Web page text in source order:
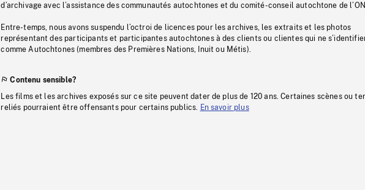
d’archivage avec l’assistance des communautés autochtones et du comité-conseil autochtone de
Entre-temps, nous avons suspendu l’octroi de licences pour les archives, les extraits et les photos
représentant des participants et participantes autochtones à des clients ou clientes qui ne
comme Autochtones (membres des Premières Nations, Inuit ou Métis).
Contenu sensible?
Les films et les archives exposés sur ce site peuvent dater de plus de 120 ans. Certaines scènes ou
reliés pourraient être offensants pour certains publics.
En savoir plus